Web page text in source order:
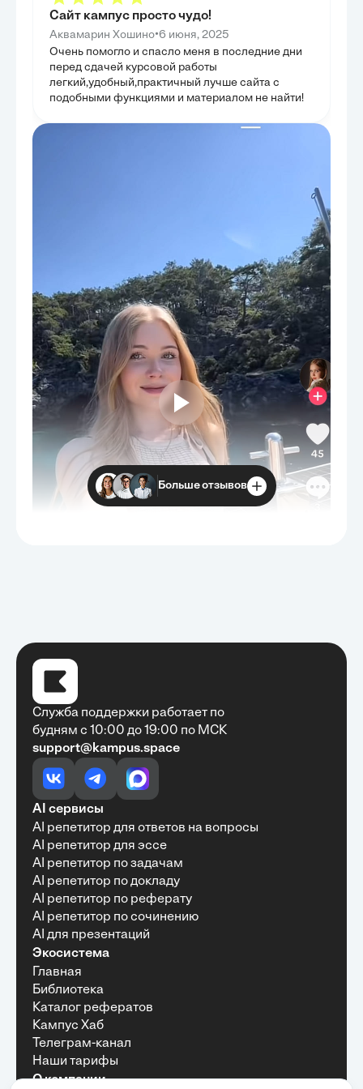
систем безопасности.
Сайт кампус просто чудо!
Аквамарин Хошино•6 июня, 2025
Очень помогло и спасло меня в последние дни
перед сдачей курсовой работы
легкий,удобный,практичный лучше сайта с
подобными функциями и материалом не найти!
Очень быстро, недорого, качественно,
доступно
Алексей Антонов•27 мая, 2025
Обучение с Кампус Хаб — очень экономит
полезной информации. Рекомендую ...
Рекомендую Кампус АИ всем, кто хочет
учиться эффективно и с комфортом
Марина Щербакова
Пользуюсь сайтом Кампус АИ уже несколько
месяцев и хочу отметить высокий уровень
удобства и информативности. Платформа
отлично подходит как для самостоятельного
обучения, так и для профессионального
подача информации понятная, много практики и
актуальных примеров.
Больше отзывов
Служба поддержки работает по
будням с 10:00 до 19:00 по МСК
support@kampus.space
AI сервисы
AI репетитор для ответов на вопросы
AI репетитор для эссе
AI репетитор по задачам
AI репетитор по докладу
AI репетитор по реферату
AI репетитор по сочинению
AI для презентаций
Экосистема
Главная
Библиотека
Каталог рефератов
Кампус Хаб
Телеграм-канал
Наши тарифы
О компании